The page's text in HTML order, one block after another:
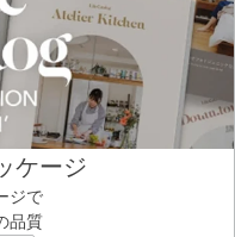
ケージ
ジで
品質